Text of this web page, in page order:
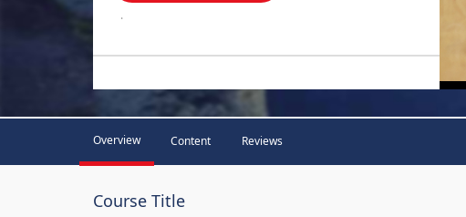
.
Overview Content Reviews
Course Title